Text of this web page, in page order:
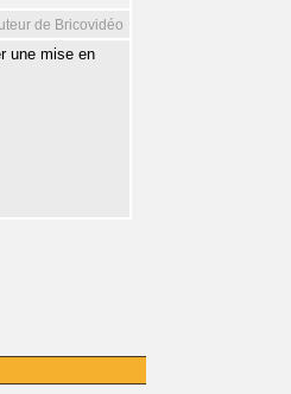
de Bricovidéo
une mise en